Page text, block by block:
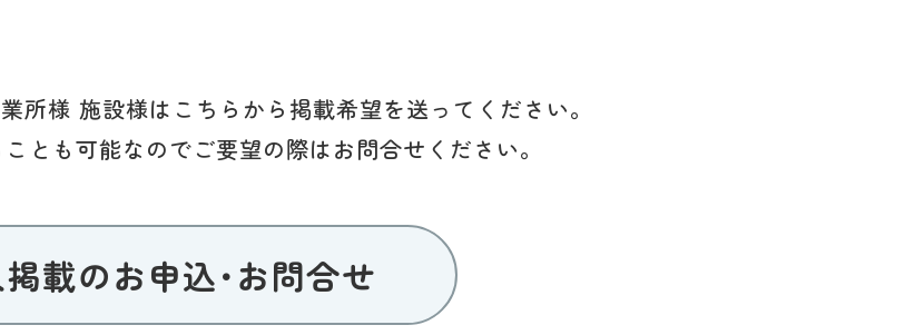
所様 施設様はこちらから掲載希望を送ってください。
とも可能なのでご要望の際はお問合せください。
載のお申込･お問合せ